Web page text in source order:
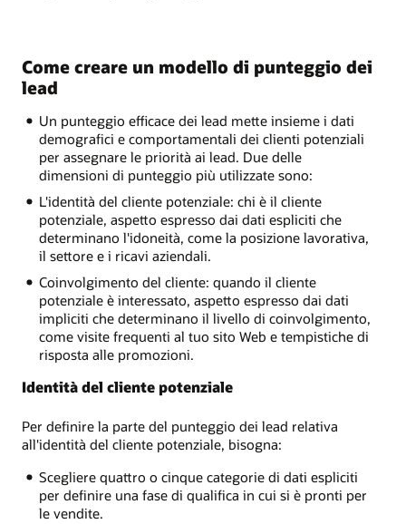
Come creare un modello di punteggio dei
lead
Un punteggio efficace dei lead mette insieme i dati
demografici e comportamentali dei clienti potenziali
per assegnare le priorità ai lead. Due delle
dimensioni di punteggio più utilizzate sono:
L'identità del cliente potenziale: chi è il cliente
potenziale, aspetto espresso dai dati espliciti che
determinano l'idoneità, come la posizione lavorativa,
il settore e i ricavi aziendali.
Coinvolgimento del cliente: quando il cliente
potenziale è interessato, aspetto espresso dai dati
impliciti che determinano il livello di coinvolgimento,
come visite frequenti al tuo sito Web e tempistiche di
risposta alle promozioni.
Identità del cliente potenziale
Per definire la parte del punteggio dei lead relativa
all'identità del cliente potenziale, bisogna:
Scegliere quattro o cinque categorie di dati espliciti
per definire una fase di qualifica in cui si è pronti per
le vendite.